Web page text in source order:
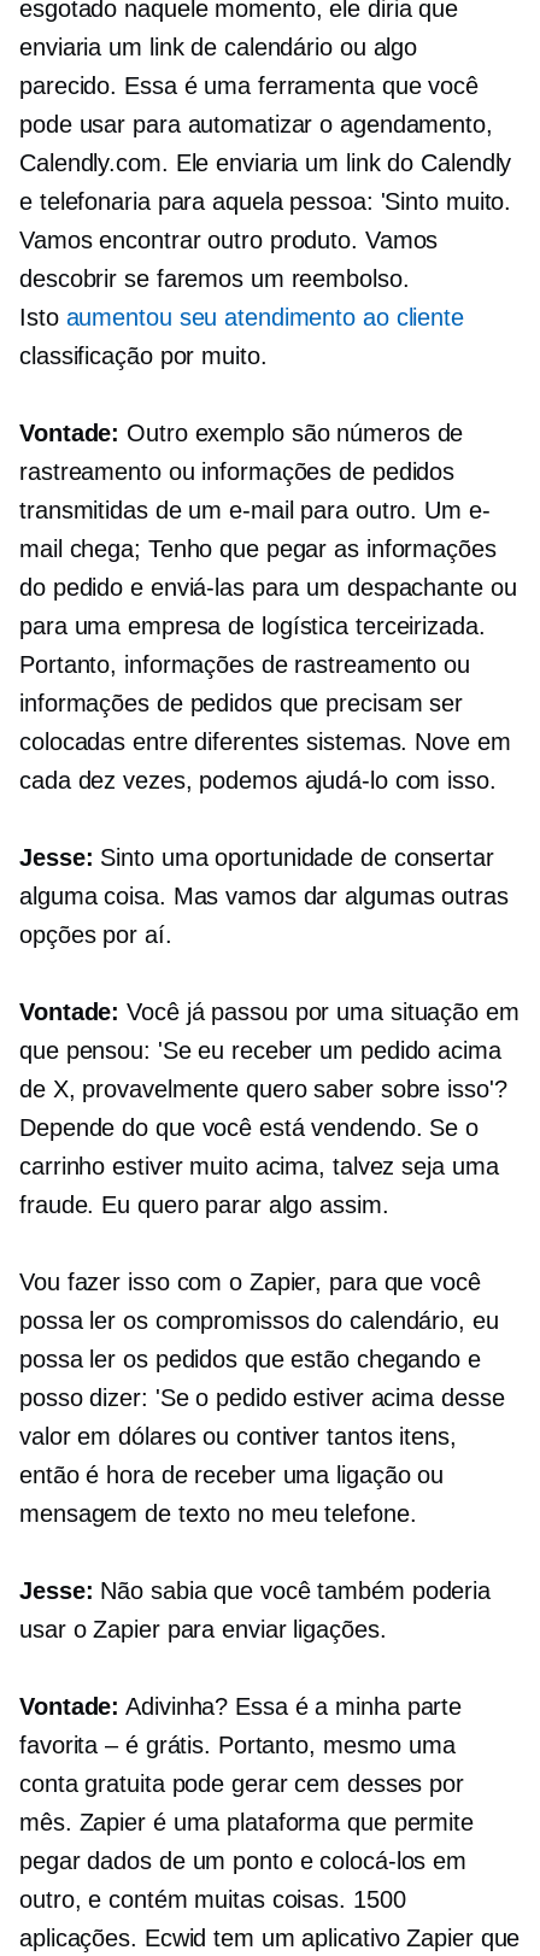
esgotado naquele momento, ele diria que
enviaria um link de calendário ou algo
parecido. Essa é uma ferramenta que você
pode usar para automatizar o agendamento,
Calendly.com. Ele enviaria um link do Calendly
e telefonaria para aquela pessoa: 'Sinto muito.
Vamos encontrar outro produto. Vamos
descobrir se faremos um reembolso.
Isto aumentou seu atendimento ao cliente
classificação por muito.
Vontade: Outro exemplo são números de
rastreamento ou informações de pedidos
transmitidas de um e-mail para outro. Um e-
mail chega; Tenho que pegar as informações
do pedido e enviá-las para um despachante ou
para uma empresa de logística terceirizada.
Portanto, informações de rastreamento ou
informações de pedidos que precisam ser
colocadas entre diferentes sistemas. Nove em
cada dez vezes, podemos ajudá-lo com isso.
Jesse: Sinto uma oportunidade de consertar
alguma coisa. Mas vamos dar algumas outras
opções por aí.
Vontade: Você já passou por uma situação em
que pensou: 'Se eu receber um pedido acima
de X, provavelmente quero saber sobre isso'?
Depende do que você está vendendo. Se o
carrinho estiver muito acima, talvez seja uma
fraude. Eu quero parar algo assim.
Vou fazer isso com o Zapier, para que você
possa ler os compromissos do calendário, eu
possa ler os pedidos que estão chegando e
posso dizer: 'Se o pedido estiver acima desse
valor em dólares ou contiver tantos itens,
então é hora de receber uma ligação ou
mensagem de texto no meu telefone.
Jesse: Não sabia que você também poderia
usar o Zapier para enviar ligações.
Vontade: Adivinha? Essa é a minha parte
favorita – é grátis. Portanto, mesmo uma
conta gratuita pode gerar cem desses por
mês. Zapier é uma plataforma que permite
pegar dados de um ponto e colocá-los em
outro, e contém muitas coisas. 1500
aplicações. Ecwid tem um aplicativo Zapier que